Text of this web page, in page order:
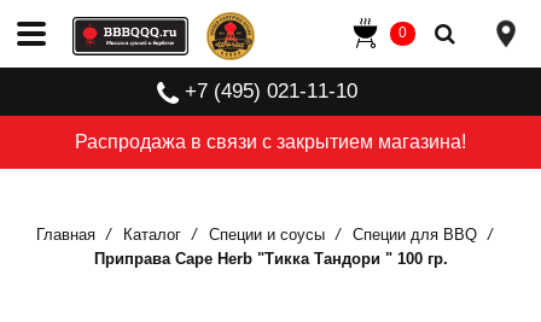
Распродажа в связи с закрытием магазина!
+7 (495) 021-11-10
0
Главная Каталог Специи и соусы
Специи для BBQ
Приправа Cape Herb "Тикка Тандори " 100 гр.